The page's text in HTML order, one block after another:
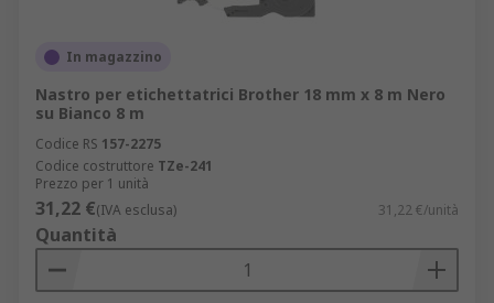
In magazzino
Nastro per etichettatrici Brother 18 mm x 8 m Nero
su Bianco 8 m
Codice RS 157-2275
Codice costruttore TZe-241
Prezzo per 1 unità
31,22 €(IVA esclusa) 31,22 €/unità
Quantità